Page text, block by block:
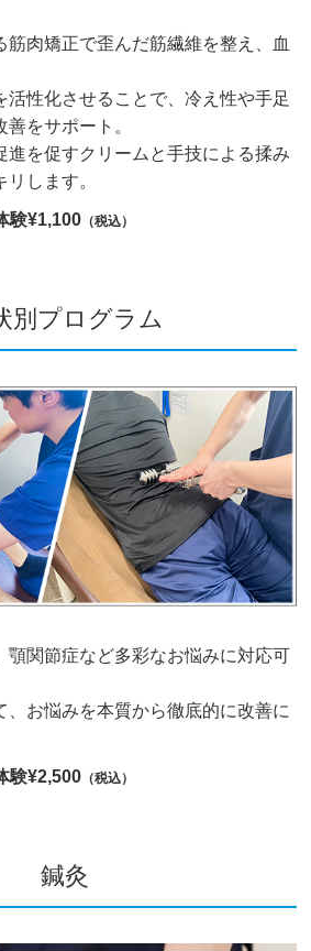
筋肉矯正で歪んだ筋繊維を整え、血
活性化させることで、冷え性や手足
をサポート。
進を促すクリームと手技による揉み
します。
験¥1,100 （税込）
別プログラム
顎関節症など多彩なお悩みに対応可
、お悩みを本質から徹底的に改善に
験¥2,500 （税込）
鍼灸